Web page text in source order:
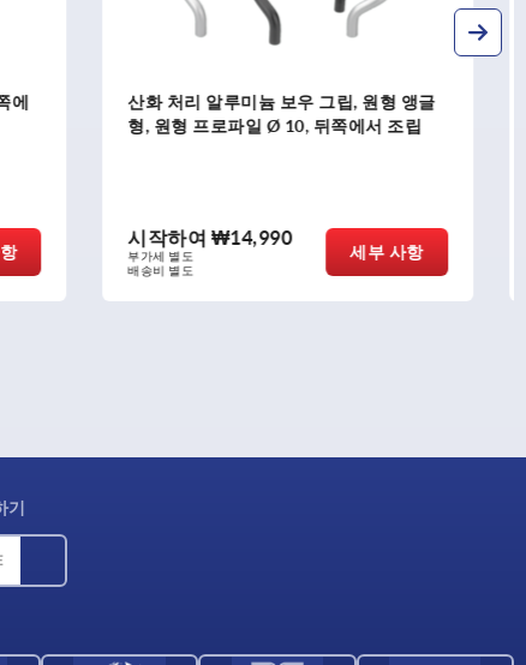
형 앵글
조립
사항
스틸 혹은 폴딩이 가능한 스테인레스 원형
보우 그립
시작하여₩48,960
부가세 별도
배송비 별도
세부 사항